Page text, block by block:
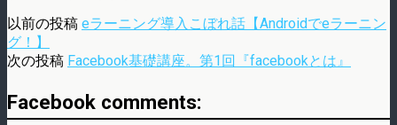
以前の投稿 eラーニング導入こぼれ話【Androidでeラーニン
グ！】
次の投稿 Facebook基礎講座。第1回『facebookとは』
Facebook comments: